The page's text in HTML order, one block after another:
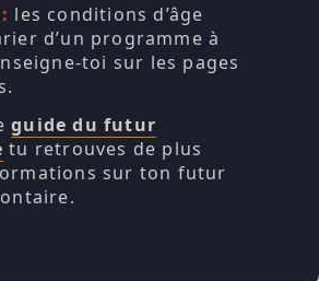
les conditions d’âge
d’un programme à
toi sur les pages
guide du futur
tu retrouves de plus
sur ton futur